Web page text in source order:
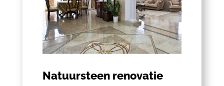
Natuursteen renovatie